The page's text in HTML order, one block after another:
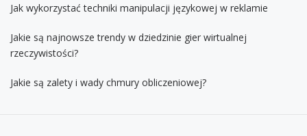
Jak wykorzystać techniki manipulacji językowej w reklamie
Jakie są najnowsze trendy w dziedzinie gier wirtualnej
rzeczywistości?
Jakie są zalety i wady chmury obliczeniowej?